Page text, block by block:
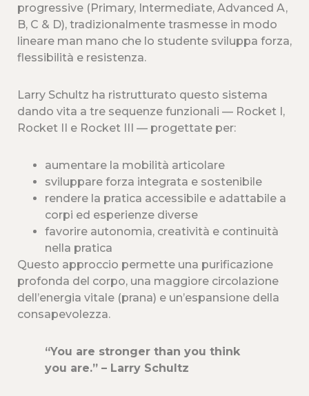
progressive (Primary, Intermediate, Advanced A,
B, C & D), tradizionalmente trasmesse in modo
lineare man mano che lo studente sviluppa forza,
flessibilità e resistenza.
Larry Schultz ha ristrutturato questo sistema
dando vita a tre sequenze funzionali — Rocket I,
Rocket II e Rocket III — progettate per:
aumentare la mobilità articolare
sviluppare forza integrata e sostenibile
rendere la pratica accessibile e adattabile a
corpi ed esperienze diverse
favorire autonomia, creatività e continuità
nella pratica
Questo approccio permette una purificazione
profonda del corpo, una maggiore circolazione
dell’energia vitale (prana) e un’espansione della
consapevolezza.
“You are stronger than you think
you are.” – Larry Schultz